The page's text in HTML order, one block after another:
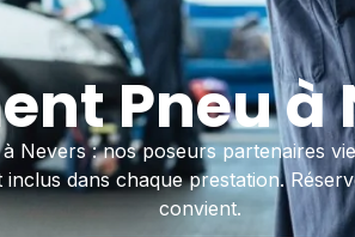
Pneu à
Nevers : nos poseurs partenaires
dans chaque prestation.
convient.